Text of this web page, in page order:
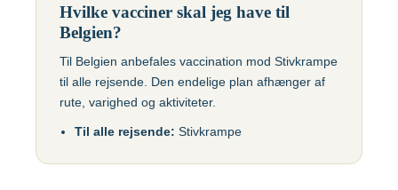
Hjernebetændelse
(TBE)
Chikungunyavaccine
(Ixchiq)
Malaria
Cambodja
Egypten
Hvilke vacciner skal jeg have til
Belgien?
Til Belgien anbefales vaccination mod Stivkrampe
til alle rejsende. Den endelige plan afhænger af
rute, varighed og aktiviteter.
Til alle rejsende: Stivkrampe